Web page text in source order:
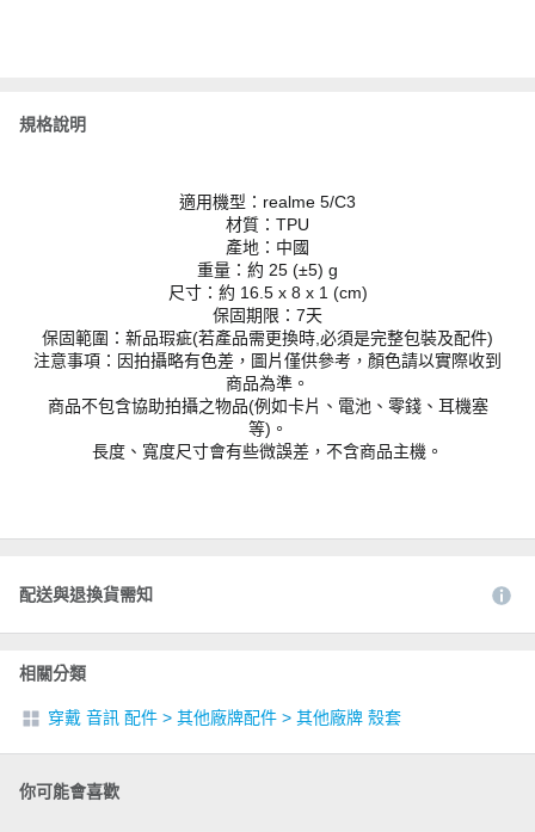
規格說明
適用機型：realme 5/C3
材質：TPU
產地：中國
重量：約 25 (±5) g
尺寸：約 16.5 x 8 x 1 (cm)
保固期限：7天
保固範圍：新品瑕疵(若產品需更換時,必須是完整包裝及配件)
注意事項：因拍攝略有色差，圖片僅供參考，顏色請以實際收到
商品為準。
商品不包含協助拍攝之物品(例如卡片、電池、零錢、耳機塞
等)。
長度、寬度尺寸會有些微誤差，不含商品主機。
配送與退換貨需知
相關分類
穿戴 音訊 配件 > 其他廠牌配件 > 其他廠牌 殼套
你可能會喜歡